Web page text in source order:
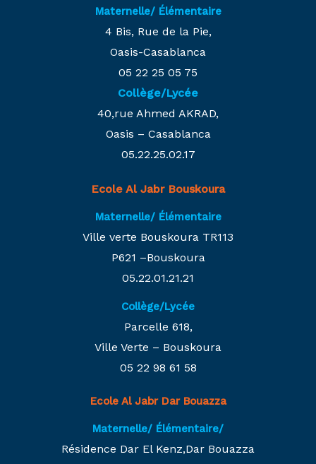
Maternelle/ Élémentaire
4 Bis, Rue de la Pie,
Oasis-Casablanca
05 22 25 05 75
Collège/Lycée
40,rue Ahmed AKRAD,
Oasis – Casablanca
05.22.25.02.17
Ecole Al Jabr Bouskoura
Maternelle/ Élémentaire
Ville verte Bouskoura TR113
P621 –Bouskoura
05.22.01.21.21
Collège/Lycée
Parcelle 618,
Ville Verte – Bouskoura
05 22 98 61 58
Ecole Al Jabr Dar Bouazza
Maternelle/ Élémentaire/
Résidence Dar El Kenz,Dar Bouazza